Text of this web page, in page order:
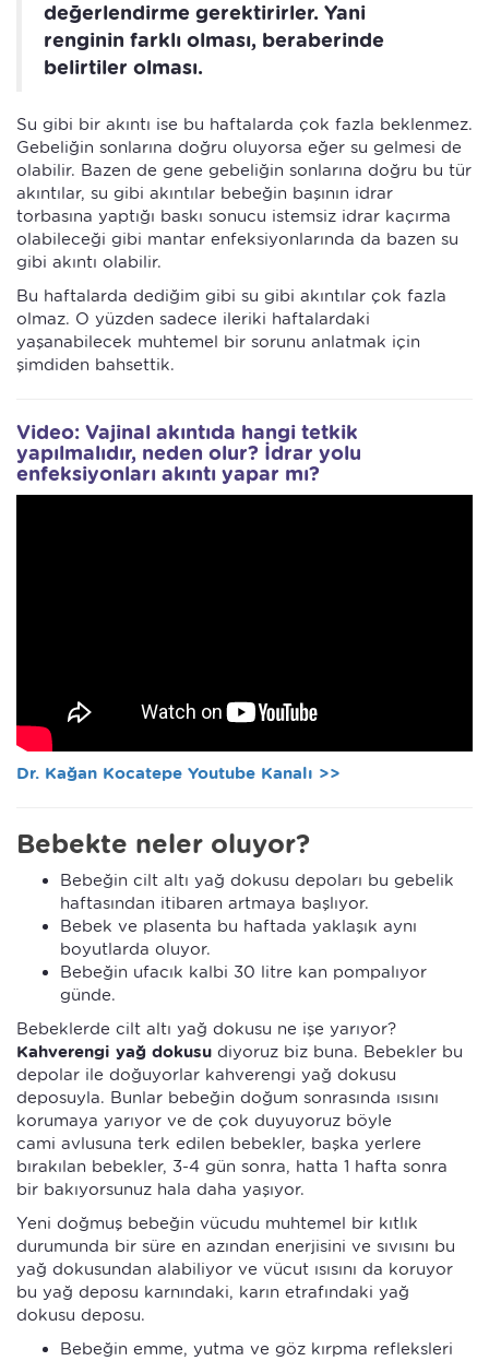
değerlendirme gerektirirler. Yani
renginin farklı olması, beraberinde
belirtiler olması.
Su gibi bir akıntı ise bu haftalarda çok fazla beklenmez.
Gebeliğin sonlarına doğru oluyorsa eğer su gelmesi de
olabilir. Bazen de gene gebeliğin sonlarına doğru bu tür
akıntılar, su gibi akıntılar bebeğin başının idrar
torbasına yaptığı baskı sonucu istemsiz idrar kaçırma
olabileceği gibi mantar enfeksiyonlarında da bazen su
gibi akıntı olabilir.
Bu haftalarda dediğim gibi su gibi akıntılar çok fazla
olmaz. O yüzden sadece ileriki haftalardaki
yaşanabilecek muhtemel bir sorunu anlatmak için
şimdiden bahsettik.
Video: Vajinal akıntıda hangi tetkik
yapılmalıdır, neden olur? İdrar yolu
enfeksiyonları akıntı yapar mı?
Dr. Kağan Kocatepe Youtube Kanalı >>
Bebekte neler oluyor?
Bebeğin cilt altı yağ dokusu depoları bu gebelik
haftasından itibaren artmaya başlıyor.
Bebek ve plasenta bu haftada yaklaşık aynı
boyutlarda oluyor.
Bebeğin ufacık kalbi 30 litre kan pompalıyor
günde.
Bebeklerde cilt altı yağ dokusu ne işe yarıyor?
Kahverengi yağ dokusu diyoruz biz buna. Bebekler bu
depolar ile doğuyorlar kahverengi yağ dokusu
deposuyla. Bunlar bebeğin doğum sonrasında ısısını
korumaya yarıyor ve de çok duyuyoruz böyle
cami avlusuna terk edilen bebekler, başka yerlere
bırakılan bebekler, 3-4 gün sonra, hatta 1 hafta sonra
bir bakıyorsunuz hala daha yaşıyor.
Yeni doğmuş bebeğin vücudu muhtemel bir kıtlık
durumunda bir süre en azından enerjisini ve sıvısını bu
yağ dokusundan alabiliyor ve vücut ısısını da koruyor
bu yağ deposu karnındaki, karın etrafındaki yağ
dokusu deposu.
Bebeğin emme, yutma ve göz kırpma refleksleri